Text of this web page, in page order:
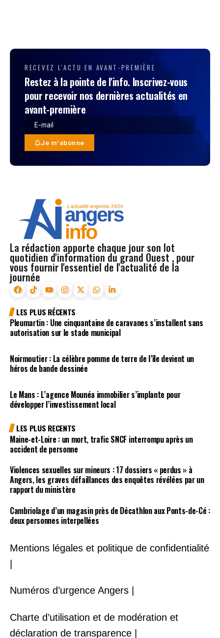
RECEVEZ L'ACTU EN AVANT-PREMIÈRE
Restez à la pointe de l'info. Inscrivez-vous
pour recevoir nos dernières actualités en
avant-première
Je m'abonne
La rédaction apporte chaque jour son lot
quotidien d'information du grand Ouest , pour
vous fournir l'essentiel de l'actualité de la
journée
LES PLUS RÉCENTS
Pleumartin : Une cinquantaine de caravanes s’installent sans
autorisation sur le stade municipal
Noirmoutier : La célèbre pomme de terre de l’île devient un
héros de bande dessinée
Le Mans : L’agence Mounéa immobilier s’implante pour
développer l’investissement local
LES PLUS RECENTS
Maine-et-Loire : un mort, trafic SNCF interrompu après un
accident de personne
Violences sexuelles sur mineurs : 17 dossiers « perdus » à
Angers, les graves défaillances des enquêtes révélées par un
rapport du ministère
Cambriolage d’un magasin près de Décathlon aux Ponts-de-Cé :
deux personnes interpellées
Mentions légales et politique de confidentialité
Numéros d’urgence Angers |
Charte d’utilisation et de modération et
déclaration de transparence |